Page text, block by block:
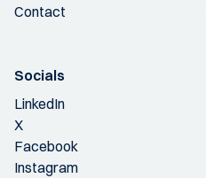
Contact
Socials
LinkedIn
X
Facebook
Instagram